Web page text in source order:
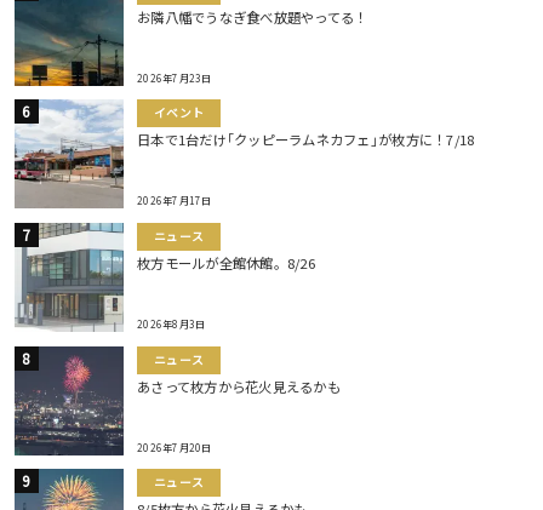
お隣八幡でうなぎ食べ放題やってる！
2026年7月23日
イベント
日本で1台だけ｢クッピーラムネカフェ｣が枚方に！7/18
2026年7月17日
ニュース
枚方モールが全館休館。8/26
2026年8月3日
ニュース
あさって枚方から花火見えるかも
2026年7月20日
ニュース